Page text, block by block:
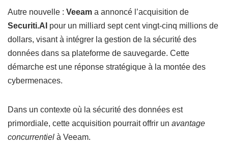
Autre nouvelle : Veeam a annoncé l’acquisition de
Securiti.AI pour un milliard sept cent vingt-cinq millions de
dollars, visant à intégrer la gestion de la sécurité des
données dans sa plateforme de sauvegarde. Cette
démarche est une réponse stratégique à la montée des
cybermenaces.
Dans un contexte où la sécurité des données est
primordiale, cette acquisition pourrait offrir un avantage
concurrentiel à Veeam.